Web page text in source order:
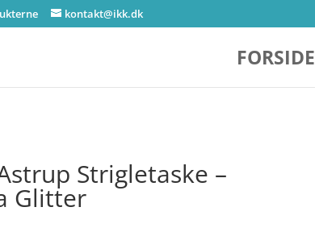
kontakt@ikk.dk
FORSIDE
Strigletaske –
Glitter